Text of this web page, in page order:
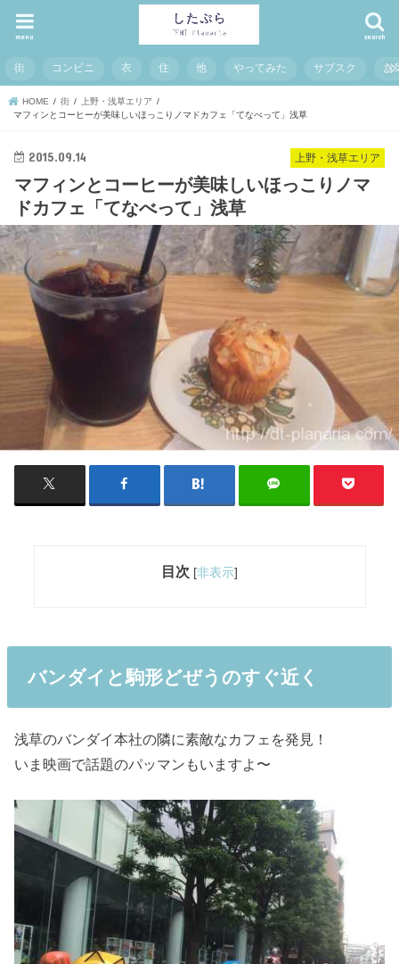
search
menu
街 コンビニ 衣 住 他 やってみた サブスク お
HOME 街
上野・浅草エリア
マフィンとコーヒーが美味しいほっこりノマドカフェ「てなべって」浅草
上野・浅草エリア
2015.09.14
マフィンとコーヒーが美味しいほっこりノマ
ドカフェ「てなべって」浅草
目次 [非表示]
バンダイと駒形どぜうのすぐ近く
浅草のバンダイ本社の隣に素敵なカフェを発見！
いま映画で話題のパッマンもいますよ〜